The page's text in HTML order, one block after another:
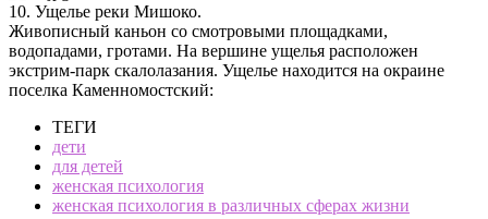
10. Ущелье реки Мишоко.
Живописный каньон со смотровыми площадками,
водопадами, гротами. На вершине ущелья расположен
экстрим-парк скалолазания. Ущелье находится на окраине
поселка Каменномостский:
ТЕГИ
дети
для детей
женская психология
женская психология в различных сферах жизни